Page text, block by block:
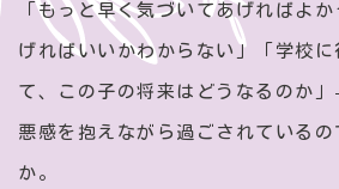
「もっと早く気づいてあげればよ
げればいいかわからない」「学校
て、この子の将来はどうなるのか
悪感を抱えながら過ごされている
か。